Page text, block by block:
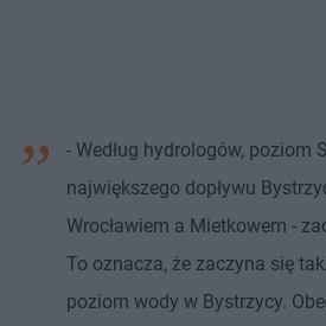
- Według hydrologów, poziom
największego dopływu
Wrocławiem a Mietkowem -
To oznacza, że zaczyna się
poziom wody w Bystrzycy.